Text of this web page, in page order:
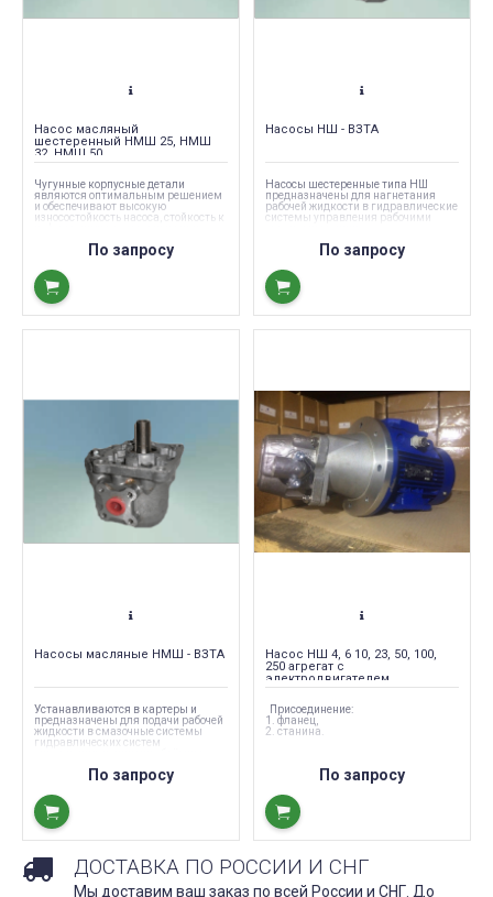
Насос масляный
шестеренный НМШ 25, НМШ
32, НМШ 50
Чугунные корпусные детали
являются оптимальным решением
и обеспечивают высокую
износостойкость насоса, стойкость к
стойкость по отношению к
различным масляным присадкам,
циклическую вязкость.
По запросу
Насосы НШ - ВЗТА
Насосы шестеренные типа НШ
предназначены для нагнетания
рабочей жидкости в гидравлические
системы управления рабочими
По запросу
Насосы масляные НМШ - ВЗТА
Устанавливаются в картеры и
предназначены для подачи рабочей
жидкости в смазочные системы
гидравлических систем
сельскохозяйственных и
промышленных тракторов,
дорожных машин.
По запросу
Насос НШ 4, 6 10, 23, 50, 100,
250 агрегат с
электродвигателем
фланцевые на станине
Присоединение:
1. фланец,
2. станина.
По запросу
ДОСТАВКА ПО РОССИИ И СНГ
Мы доставим ваш заказ по всей России и СНГ. До